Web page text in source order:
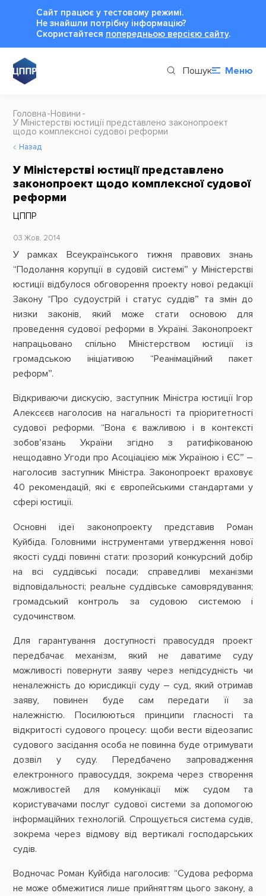
Сайт працює у тестовому режимі.
Не знайшли потрібну інформацію?
Cкористайтеся попередньою версією сайту.
Пошук Меню
Головна Новини
У Міністерстві юстиції представлено законопроект
щодо комплексної судової реформи
Назад
У Міністерстві юстиції представлено
законопроект щодо комплексної судової
реформи
ЦППР
03 Жов, 2014
У рамках Всеукраїнського тижня правових знань
“Подолання корупції в судовій системі” у Міністерстві
юстиції відбулося обговорення проекту нової редакції
Закону “Про судоустрій і статус суддів” та змін до
низки законів, який може стати основою для
проведення судової реформи в Україні. Законопроект
напрацьовано спільно Міністерством юстиції із
громадською ініціативою “Реанімаційний пакет
реформ”.
Відкриваючи дискусію, заступник Міністра юстиції Ігор
Алексєєв наголосив на нагальності та пріоритетності
судової реформи. “Вона є важливою і в контексті
зобов’язань України згідно з ратифікованою
нещодавно Угоди про Асоціацією між Україною і ЄС” –
наголосив заступник Міністра. Законопроект враховує
40 рекомендацій, які є європейськими стандартами у
сфері юстиції.
Основні ідеї законопроекту представив Роман
Куйбіда. Головними інструментами утвердження нової
якості судді повинні стати: прозорий конкурсний добір
на всі суддівські посади; справедливі механізми
відповідальності; реальне суддівське самоврядування;
громадський контроль за судовою системою і
судочинством.
Для гарантування доступності правосуддя проект
передбачаємеханізм, який не даватиме суду
можливості повернути заяву через непідсудність чи
неналежність до юрисдикції суду – суд, який отримав
заяву, повинен буде сам передати її за
належністю. Посилюються принципи гласності та
відкритості судового процесу: щоби вести відеозапис
судового засідання особа не повинна буде отримувати
дозвіл у суду.Передбачено запровадження
електронного правосуддя, зокрема через створення
можливостей для комунікації між судом та
користувачами послуг судової системи за допомогою
інформаційних технологій. Спрощується система судів,
зокрема через відмову від вертикалі господарських
судів.
Водночас Роман Куйбіда наголосив: “Судова реформа
не може обмежитися лише прийняттям цього закону, а